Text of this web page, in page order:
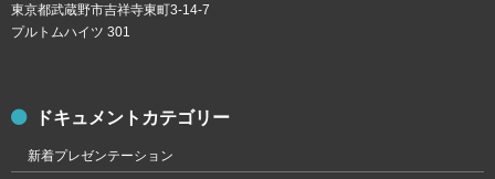
東京都武蔵野市吉祥寺東町3-14-7
プルトムハイツ 301
ドキュメントカテゴリー
新着プレゼンテーション